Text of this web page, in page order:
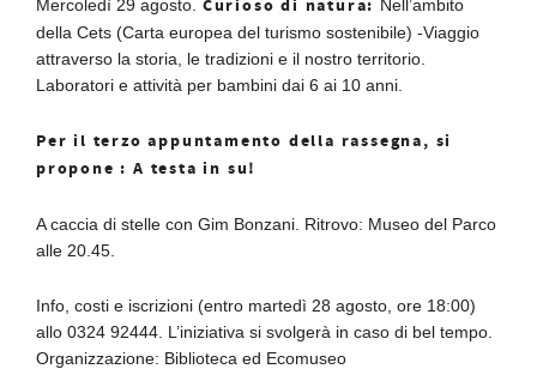
Mercoledì 29 agosto. Curioso di natura: Nell’ambito
della Cets (Carta europea del turismo sostenibile) -Viaggio
attraverso la storia, le tradizioni e il nostro territorio.
Laboratori e attività per bambini dai 6 ai 10 anni.
Per il terzo appuntamento della rassegna, si
propone : A testa in su!
A caccia di stelle con Gim Bonzani. Ritrovo: Museo del Parco
alle 20.45.
Info, costi e iscrizioni (entro martedì 28 agosto, ore 18:00)
allo 0324 92444. L’iniziativa si svolgerà in caso di bel tempo.
Organizzazione: Biblioteca ed Ecomuseo